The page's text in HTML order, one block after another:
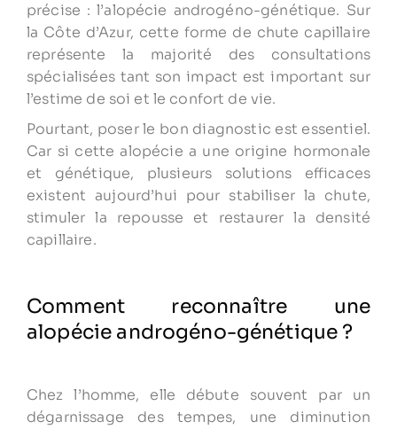
précise : l’alopécie androgéno-génétique. Sur
la Côte d’Azur, cette forme de chute capillaire
représente la majorité des consultations
spécialisées tant son impact est important sur
l’estime de soi et le confort de vie.
Pourtant, poser le bon diagnostic est essentiel.
Car si cette alopécie a une origine hormonale
et génétique, plusieurs solutions efficaces
existent aujourd’hui pour stabiliser la chute,
stimuler la repousse et restaurer la densité
capillaire.
Comment reconnaître une
alopécie androgéno-génétique ?
Chez l’homme, elle débute souvent par un
dégarnissage des tempes, une diminution